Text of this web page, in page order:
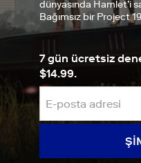
dünyasında Hamlet’i
Bağımsız bir Project
7 gün ücretsiz
$14.99.